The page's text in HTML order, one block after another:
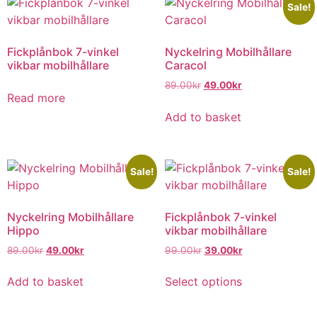
Fickplånbok 7-vinkel
vikbar mobilhållare
Read more
Sale!
Nyckelring Mobilhållare
Caracol
89.00kr 49.00kr
Add to basket
Sale!
Nyckelring Mobilhållare
Hippo
89.00kr 49.00kr
Add to basket
Sale!
Fickplånbok 7-vinkel
vikbar mobilhållare
99.00kr 39.00kr
Select options